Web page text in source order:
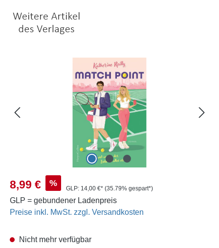
Bildergalerie überspringen
Verkaufspreis:
8,99 € %
GLP: 14,00 €* (35.79% gespart*)
GLP = gebundener Ladenpreis
Preise inkl. MwSt. zzgl. Versandkosten
Nicht mehr verfügbar